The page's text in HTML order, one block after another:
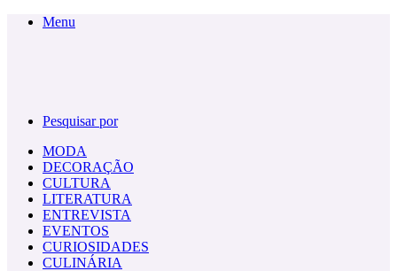
Menu
Pesquisar por
MODA
DECORAÇÃO
CULTURA
LITERATURA
ENTREVISTA
EVENTOS
CURIOSIDADES
CULINÁRIA